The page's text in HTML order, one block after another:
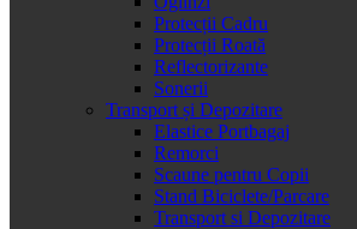
Protecții Cadru
Protecții Roată
Reflectorizante
Sonerii
Transport și Depozitare
Elastice Portbagaj
Remorci
Scaune pentru Copii
Stand Biciclete/Parcare
Transport si Depozitare